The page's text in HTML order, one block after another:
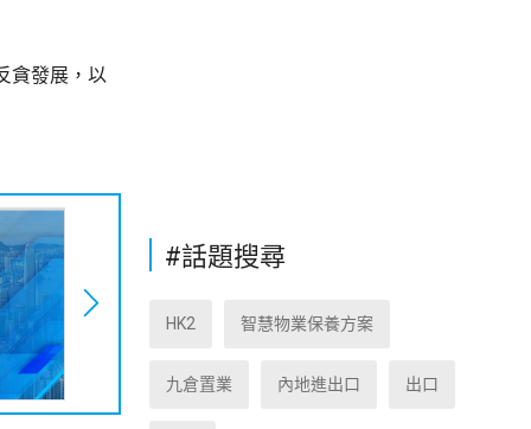
貪發展，以
#話題搜尋
HK2 智慧物業保養方案
九倉置業 內地進出口 出口